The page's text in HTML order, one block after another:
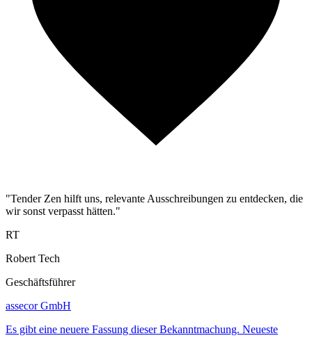
"Tender Zen hilft uns, relevante Ausschreibungen zu entdecken, die
wir sonst verpasst hätten."
RT
Robert Tech
Geschäftsführer
assecor GmbH
Es gibt eine neuere Fassung dieser Bekanntmachung. Neueste